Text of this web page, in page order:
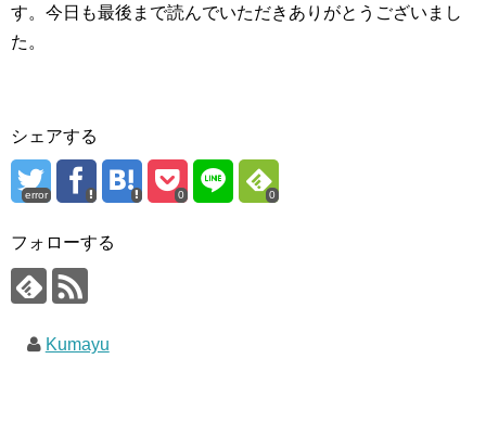
す。今日も最後まで読んでいただきありがとうございまし
た。
シェアする
error 0 0
フォローする
Kumayu